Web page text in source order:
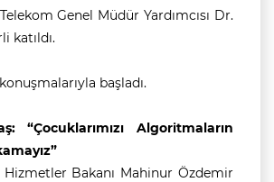
Genel Müdür Yardımcısı Dr.
katıldı.
başladı.
“Çocuklarımızı Algoritmaların
Bakanı Mahinur Özdemir